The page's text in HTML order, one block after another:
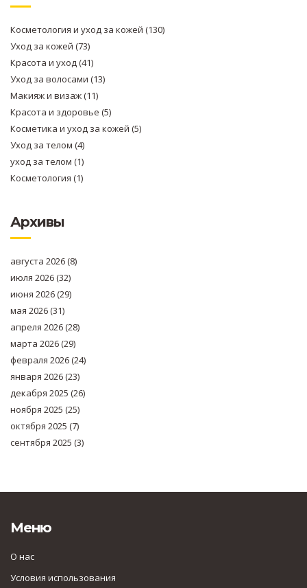
Косметология и уход за кожей (130)
Уход за кожей (73)
Красота и уход(41)
Уход за волосами (13)
Макияж и визаж(11)
Красота и здоровье (5)
Косметика и уход за кожей (5)
Уход за телом (4)
уход за телом (1)
Косметология (1)
Архивы
августа 2026(8)
июля 2026(32)
июня 2026(29)
мая 2026(31)
апреля 2026(28)
марта 2026(29)
февраля 2026(24)
января 2026(23)
декабря 2025 (26)
ноября 2025 (25)
октября 2025 (7)
сентября 2025 (3)
Меню
О нас
Условия использования